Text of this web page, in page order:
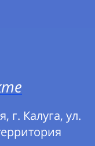
г. Калуга, ул.